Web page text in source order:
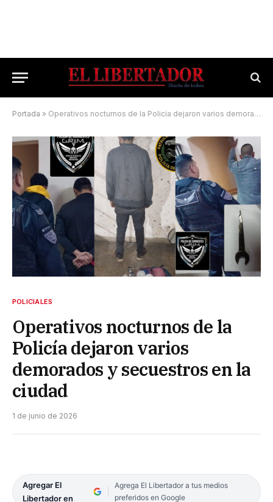
Portada » Operativos nocturnos de la Policía dejaron varios demorados y secuestros en la ciudad
POLICIALES
Operativos nocturnos de la
Policía dejaron varios
demorados y secuestros en la
ciudad
1 de junio de 2026
Agregar El
Libertador en
Agrega El Libertador a tus medios
preferidos en Google